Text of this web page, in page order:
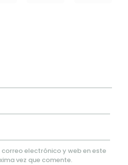
electrónico y web en este
vez que comente.